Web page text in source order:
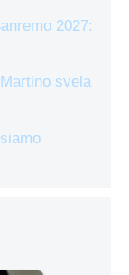
2027:
svela